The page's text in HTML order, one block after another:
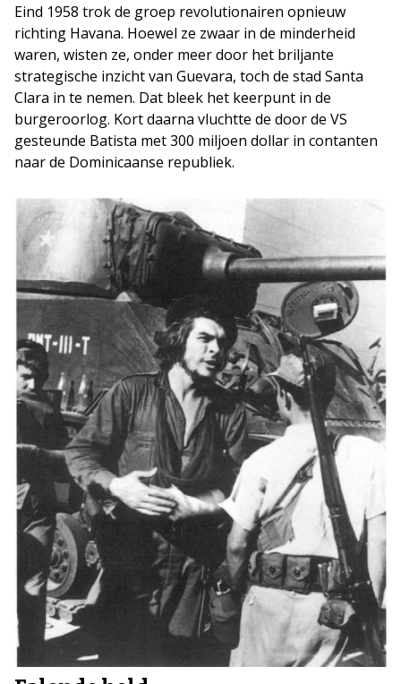
Eind 1958 trok de groep revolutionairen opnieuw
richting Havana. Hoewel ze zwaar in de minderheid
waren, wisten ze, onder meer door het briljante
strategische inzicht van Guevara, toch de stad Santa
Clara in te nemen. Dat bleek het keerpunt in de
burgeroorlog. Kort daarna vluchtte de door de VS
gesteunde Batista met 300 miljoen dollar in contanten
naar de Dominicaanse republiek.